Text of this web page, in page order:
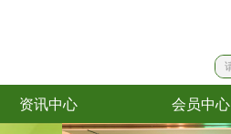
资讯中心 会员中心